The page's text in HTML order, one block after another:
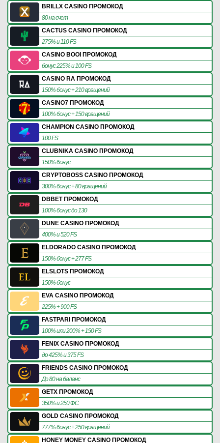
BRILLX CASINO ПРОМОКОД
80 на счет
CACTUS CASINO ПРОМОКОД
275% и 110 FS
CASINO BOOI ПРОМОКОД
бонус 225% и 100 FS
CASINO RA ПРОМОКОД
150% бонус + 210 вращений
CASINO7 ПРОМОКОД
100% бонус + 150 вращений
CHAMPION CASINO ПРОМОКОД
100 FS
CLUBNIKA CASINO ПРОМОКОД
150% бонус
CRYPTOBOSS CASINO ПРОМОКОД
300% бонус + 80 вращений
DBBET ПРОМОКОД
100% бонус до 130
DUNE CASINO ПРОМОКОД
400% и 520 FS
ELDORADO CASINO ПРОМОКОД
150% бонус + 277 FS
ELSLOTS ПРОМОКОД
150% бонус
EVA CASINO ПРОМОКОД
225% + 900 FS
FASTPARI ПРОМОКОД
100% или 200% + 150 FS
FENIX CASINO ПРОМОКОД
до 425% и 375 FS
FRIENDS CASINO ПРОМОКОД
До 80 на баланс
GETX ПРОМОКОД
350% и 250 ФС
GOLD CASINO ПРОМОКОД
777% бонус + 250 вращений
HONEY MONEY CASINO ПРОМОКОД